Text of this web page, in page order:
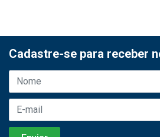
Cadastre-se para receber